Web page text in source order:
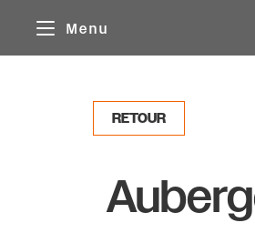
Menu
RETOUR